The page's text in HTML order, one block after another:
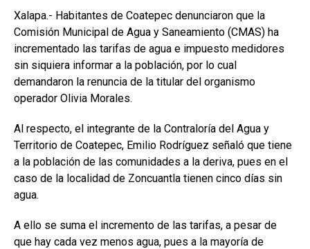
Xalapa.- Habitantes de Coatepec denunciaron que la
Comisión Municipal de Agua y Saneamiento (CMAS) ha
incrementado las tarifas de agua e impuesto medidores
sin siquiera informar a la población, por lo cual
demandaron la renuncia de la titular del organismo
operador Olivia Morales.
Al respecto, el integrante de la Contraloría del Agua y
Territorio de Coatepec, Emilio Rodríguez señaló que tiene
a la población de las comunidades a la deriva, pues en el
caso de la localidad de Zoncuantla tienen cinco días sin
agua.
A ello se suma el incremento de las tarifas, a pesar de
que hay cada vez menos agua, pues a la mayoría de